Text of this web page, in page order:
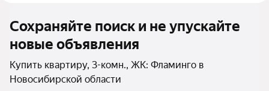
Сохраняйте поиск и не упускайте
новые объявления
Купить квартиру, 3-комн., ЖК: Фламинго в
Новосибирской области